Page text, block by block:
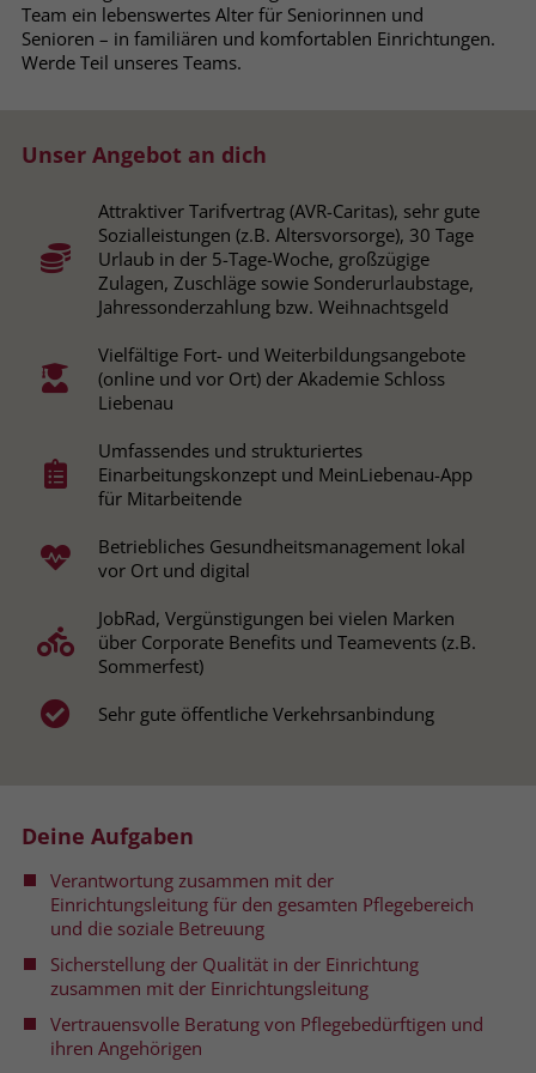
Team ein lebenswertes Alter für Seniorinnen und
Senioren – in familiären und komfortablen Einrichtungen.
Werde Teil unseres Teams.
Unser Angebot an dich
Attraktiver Tarifvertrag (AVR-Caritas), sehr gute
Sozialleistungen (z.B. Altersvorsorge), 30 Tage
Urlaub in der 5-Tage-Woche, großzügige
Zulagen, Zuschläge sowie Sonderurlaubstage,
Jahressonderzahlung bzw. Weihnachtsgeld
Vielfältige Fort- und Weiterbildungsangebote
(online und vor Ort) der Akademie Schloss
Liebenau
Umfassendes und strukturiertes
Einarbeitungskonzept und MeinLiebenau-App
für Mitarbeitende
Betriebliches Gesundheitsmanagement lokal
vor Ort und digital
JobRad, Vergünstigungen bei vielen Marken
über Corporate Benefits und Teamevents (z.B.
Sommerfest)
Sehr gute öffentliche Verkehrsanbindung
Deine Aufgaben
Verantwortung zusammen mit der
Einrichtungsleitung für den gesamten Pflegebereich
und die soziale Betreuung
Sicherstellung der Qualität in der Einrichtung
zusammen mit der Einrichtungsleitung
Vertrauensvolle Beratung von Pflegebedürftigen und
ihren Angehörigen
Name PHPSESSID
Laufzeit Session
Behält die Zustände des Benutzers bei
allen Seitenanfragen bei.
cookie_optin
Anbieter www.stiftung-liebenau.de
Zweck
Behält die Zustimmung des Benutzers
zum Cookie Opt-In
Name __cf_bm
Anbieter .fonts.net
Laufzeit 30 Minuten
This cookie, set by Cloudflare, is used to
Name JSessionID
Anbieter jobs.stiftung-liebenau.de
Laufzeit Session
Zweck
Behält die Zustände des Benutzers bei
allen Seitenanfragen bei.
Zweck
Browsers und die Einstellungen
exklusiv für diese Website zu speichern.
Dadurch wird gewährleistet, dass
werden, mit derselben
Name _clsk
Anbieter www.clarity.ms
Laufzeit 1 Jahr
Zweck
Microsoft Clarity setzt dieses Cookie,
zu speichern und in einer einzigen
Sitzungsaufzeichnung
Anbieter Google Ads
Laufzeit
Name
Anbieter Google Ads
Laufzeit 90 Tage
Dieses Cookie wird gesetzt, wenn ein
User über einen Klick auf eine Google
Werbeanzeige auf die Website gelangt.
Es enthält Informationen darüber,